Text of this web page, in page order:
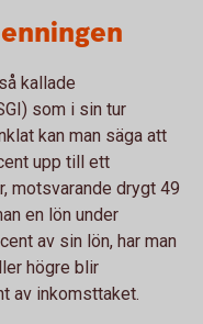
kallade
som i sin tur
kan man säga att
upp till ett
motsvarande drygt 49
en lön under
av sin lön, har man
högre blir
av inkomsttaket.